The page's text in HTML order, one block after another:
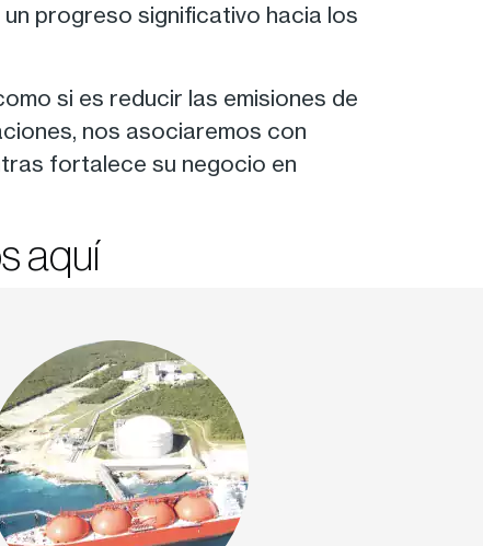
progreso significativo hacia los
si es reducir las emisiones de
nos asociaremos con
fortalece su negocio en
aquí